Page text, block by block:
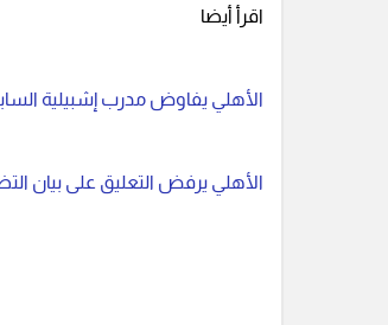
اقرأ أيضا
الأهلي يفاوض مدرب إشبيلية
الأهلي يرفض التعليق على بيان